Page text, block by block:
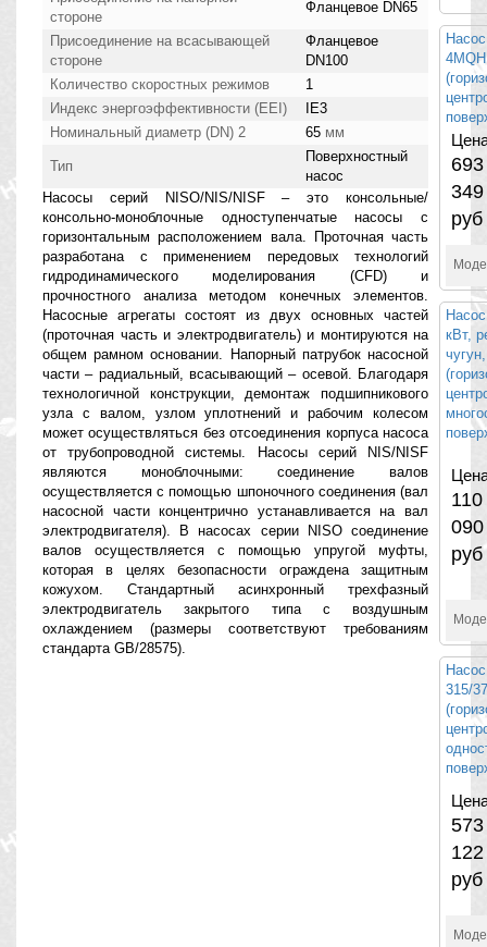
стороне
Фланцевое DN65
Присоединение на всасывающей
стороне
Фланцевое
DN100
Количество скоростных режимов
1
Индекс энергоэффективности (EEI)
IE3
Номинальный диаметр (DN) 2
65 мм
Тип
Поверхностный
насос
Насосы серий NISO/NIS/NISF – это консольные/
консольно-моноблочные одноступенчатые насосы с
горизонтальным расположением вала. Проточная часть
разработана с применением передовых технологий
гидродинамического моделирования (CFD) и
прочностного анализа методом конечных элементов.
Насосные агрегаты состоят из двух основных частей
(проточная часть и электродвигатель) и монтируются на
общем рамном основании. Напорный патрубок насосной
части – радиальный, всасывающий – осевой. Благодаря
технологичной конструкции, демонтаж подшипникового
узла с валом, узлом уплотнений и рабочим колесом
может осуществляться без отсоединения корпуса насоса
от трубопроводной системы. Насосы серий NIS/NISF
являются моноблочными: соединение валов
осуществляется с помощью шпоночного соединения (вал
насосной части концентрично устанавливается на вал
электродвигателя). В насосах серии NISO соединение
валов осуществляется с помощью упругой муфты,
которая в целях безопасности ограждена защитным
кожухом. Стандартный асинхронный трехфазный
электродвигатель закрытого типа с воздушным
охлаждением (размеры соответствуют требованиям
стандарта GB/28575).
693
349
руб
кВт,
110
090
руб
315/
573
122
руб